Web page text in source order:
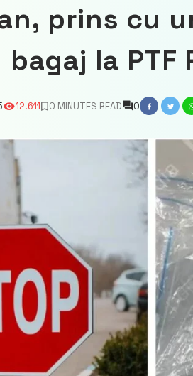
prins cu
la PTF
12.611 0 MINUTES READ 0